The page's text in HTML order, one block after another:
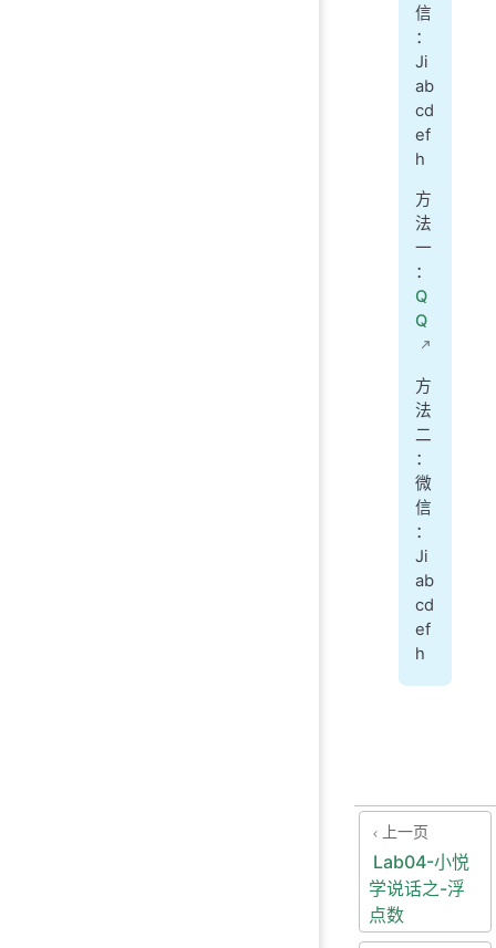
信
：
Ji
ab
cd
ef
h
方
法
一
：
Q
Q
方
法
二
：
微
信
：
Ji
ab
cd
ef
h
上一页
Lab04-小悦
学说话之-浮
点数